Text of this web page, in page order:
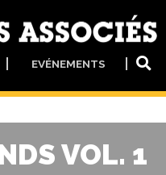
EVÉNEMENTS
VOL. 1